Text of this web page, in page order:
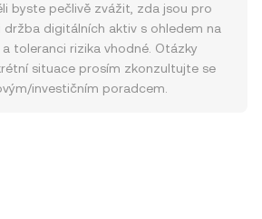
byste pečlivě zvážit, zda jsou pro
digitálních aktiv s ohledem na
toleranci rizika vhodné. Otázky
situace prosím zkonzultujte se
investičním poradcem.